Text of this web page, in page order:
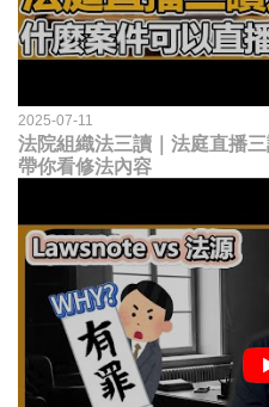
2025-07-11
法院組織法三讀｜法庭直播
帶你看修法內容